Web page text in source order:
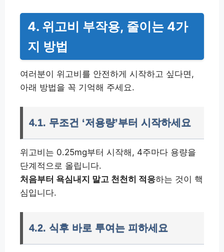
4. 위고비 부작용, 줄이는 4가
지 방법
여러분이 위고비를 안전하게 시작하고 싶다면,
아래 방법을 꼭 기억해 주세요.
4.1. 무조건 ‘저용량’부터 시작하세요
위고비는 0.25mg부터 시작해, 4주마다 용량을
단계적으로 올립니다.
처음부터 욕심내지 말고 천천히 적응하는 것이 핵
심입니다.
4.2. 식후 바로 투여는 피하세요